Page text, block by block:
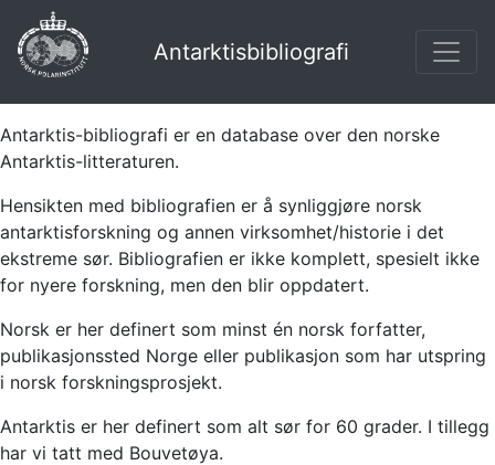
Antarktisbibliografi
Antarktis-bibliografi er en database over den norske
Antarktis-litteraturen.
Hensikten med bibliografien er å synliggjøre norsk
antarktisforskning og annen virksomhet/historie i det
ekstreme sør. Bibliografien er ikke komplett, spesielt ikke
for nyere forskning, men den blir oppdatert.
Norsk er her definert som minst én norsk forfatter,
publikasjonssted Norge eller publikasjon som har utspring
i norsk forskningsprosjekt.
Antarktis er her definert som alt sør for 60 grader. I tillegg
har vi tatt med Bouvetøya.